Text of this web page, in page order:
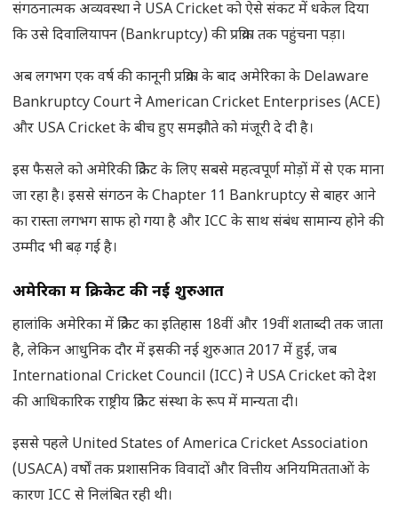
संगठनात्मक अव्यवस्था ने USA Cricket को ऐसे संकट में धकेल दिया
कि उसे दिवालियापन (Bankruptcy) की प्रक्रिया तक पहुंचना पड़ा।
अब लगभग एक वर्ष की कानूनी प्रक्रिया के बाद अमेरिका के Delaware
Bankruptcy Court ने American Cricket Enterprises (ACE)
और USA Cricket के बीच हुए समझौते को मंजूरी दे दी है।
इस फैसले को अमेरिकी क्रिकेट के लिए सबसे महत्वपूर्ण मोड़ों में से एक माना
जा रहा है। इससे संगठन के Chapter 11 Bankruptcy से बाहर आने
का रास्ता लगभग साफ हो गया है और ICC के साथ संबंध सामान्य होने की
उम्मीद भी बढ़ गई है।
अमेरिका में क्रिकेट की नई शुरुआत
हालांकि अमेरिका में क्रिकेट का इतिहास 18वीं और 19वीं शताब्दी तक जाता
है, लेकिन आधुनिक दौर में इसकी नई शुरुआत 2017 में हुई, जब
International Cricket Council (ICC) ने USA Cricket को देश
की आधिकारिक राष्ट्रीय क्रिकेट संस्था के रूप में मान्यता दी।
इससे पहले United States of America Cricket Association
(USACA) वर्षों तक प्रशासनिक विवादों और वित्तीय अनियमितताओं के
कारण ICC से निलंबित रही थी।